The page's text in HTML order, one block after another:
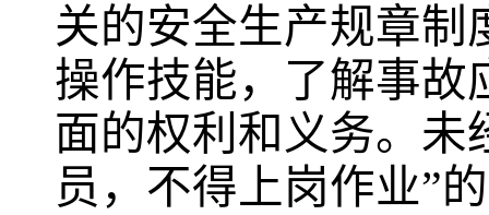
关的安全生产规章制
操作技能，了解事故
面的权利和义务。未
员，不得上岗作业”